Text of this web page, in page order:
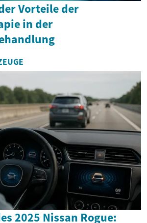
Vorteile der
in der
2025 Nissan Rogue: